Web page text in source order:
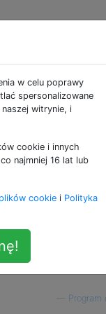
w kilku
napisanym
stosunku do C (im
Program
w celu poprawy
spersonalizowane
witrynie, i
cookie i innych
najmniej 16 lat lub
cookie i Polityka